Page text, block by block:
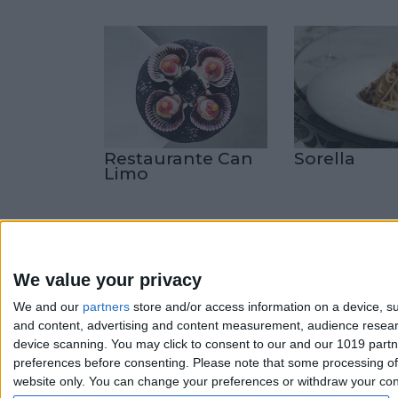
We value your privacy
We and our partners store and/or access information on a device,
and content, advertising and content measurement, audience
device scanning. You may click to consent to our and our 1019
preferences before consenting.
Please note that some processing
website only. You can change your preferences or withdraw your
Restaurante Can
Limo
Sorella
La